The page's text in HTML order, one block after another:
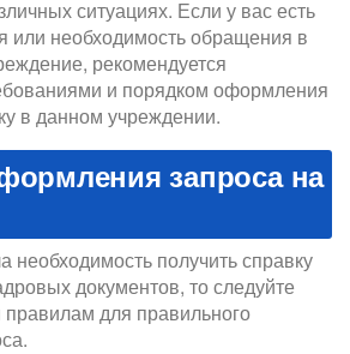
ситуациях. Если у вас есть
или необходимость обращения в
рекомендуется
и порядком оформления
в данном учреждении.
запроса на
необходимость получить справку
документов, то следуйте
для правильного